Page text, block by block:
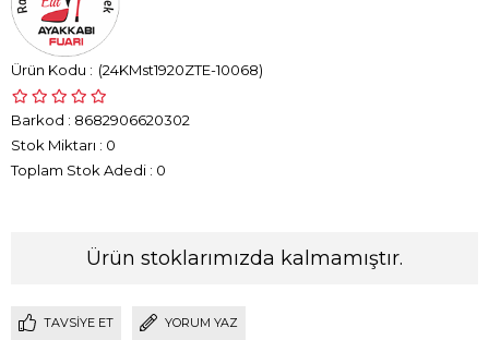
(24KMst1920ZTE-10068)
Barkod : 8682906620302
Stok Miktarı : 0
Toplam Stok Adedi : 0
Ürün stoklarımızda kalmamıştır.
TAVSIYE ET YORUM YAZ